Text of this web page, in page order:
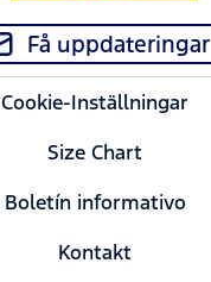
Få uppdateringar
Cookie-Inställningar
Size Chart
Boletín informativo
Kontakt